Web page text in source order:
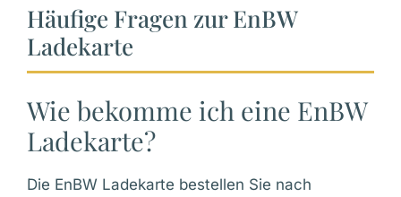
Häufige Fragen zur EnBW
Ladekarte
Wie bekomme ich eine EnBW
Ladekarte?
Die EnBW Ladekarte bestellen Sie nach